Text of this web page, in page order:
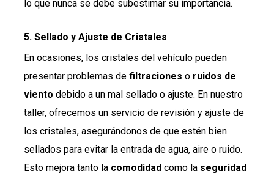
lo que nunca se debe subestimar su importancia.
5.Sellado y Ajuste de Cristales
En ocasiones, los cristales del vehículo pueden
presentar problemas defiltraciones o ruidos de
viento debido a un mal sellado o ajuste. En nuestro
taller, ofrecemos un servicio de revisión y ajuste de
los cristales, asegurándonos de que estén bien
sellados para evitar la entrada de agua, aire o ruido.
Esto mejora tanto la comodidad como la seguridad